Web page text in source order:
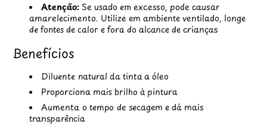
Atenção: Se usado em excesso, pode causar
amarelecimento. Utilize em ambiente ventilado, longe
de fontes de calor e fora do alcance de crianças
Benefícios
Diluente natural da tinta a óleo
Proporciona mais brilho à pintura
Aumenta o tempo de secagem e dá mais
transparência